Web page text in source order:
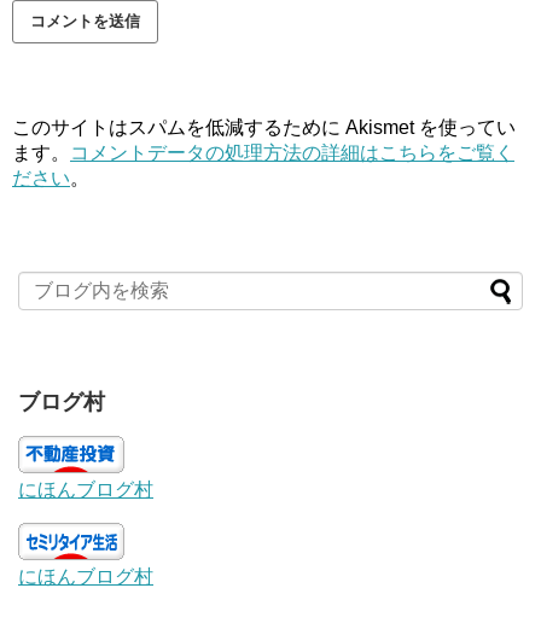
このサイトはスパムを低減するために Akismet を使ってい
ます。
コメントデータの処理方法の詳細はこちらをご覧く
ださい。
ブログ村
にほんブログ村
にほんブログ村